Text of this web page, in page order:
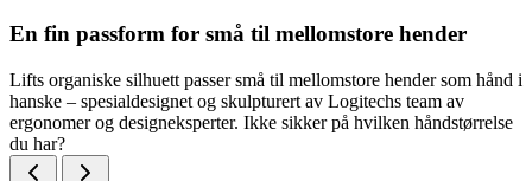
En fin passform for små til mellomstore hender
Lifts organiske silhuett passer små til mellomstore hender som hånd i
hanske – spesialdesignet og skulpturert av Logitechs team av
ergonomer og designeksperter. Ikke sikker på hvilken håndstørrelse
du har?